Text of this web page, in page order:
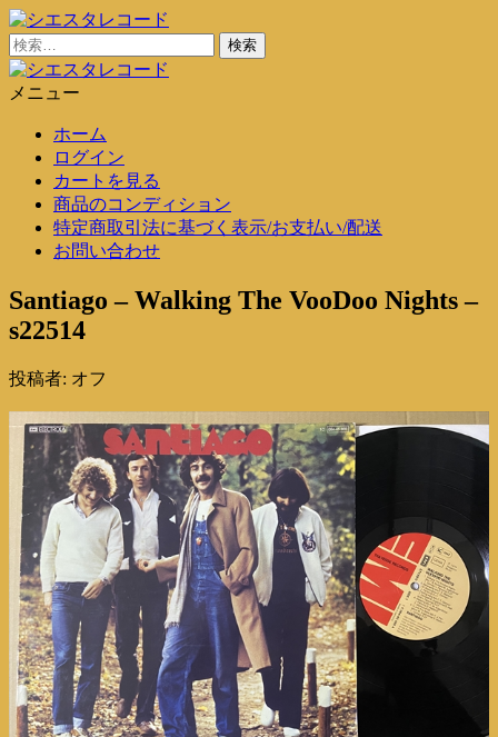
コ
ン
テ
ン
シエスタレコード
中古レコード通販
検
索:
メニュー
ホーム
ログイン
カートを見る
商品のコンディション
特定商取引法に基づく表示/お支払い/配送
お問い合わせ
Santiago – Walking The VooDoo Nights –
s22514
投稿者: オフ